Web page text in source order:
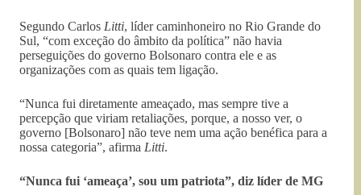
Segundo Carlos Litti, líder caminhoneiro no Rio Grande do
Sul, “com exceção do âmbito da política” não havia
perseguições do governo Bolsonaro contra ele e as
organizações com as quais tem ligação.
“Nunca fui diretamente ameaçado, mas sempre tive a
percepção que viriam retaliações, porque, a nosso ver, o
governo [Bolsonaro] não teve nem uma ação benéfica para a
nossa categoria”, afirma Litti.
“Nunca fui ‘ameaça’, sou um patriota”, diz líder de MG